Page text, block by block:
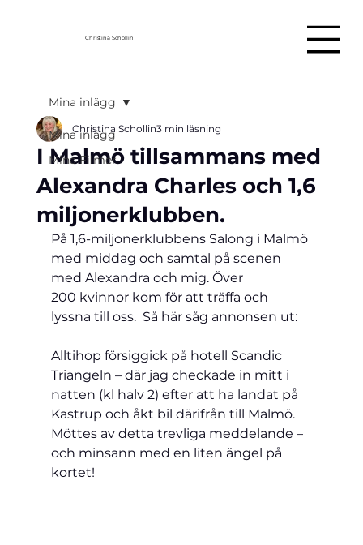
Christina Schollin
Mina inlägg
Mina Filmer
Mina inlägg
I Malmö tillsammans med
Alexandra Charles och 1,6
miljonerklubben.
Christina Schollin3 min läsning
På 1,6-miljonerklubbens Salong i Malmö
med middag och samtal på scenen
med Alexandra och mig. Över
200 kvinnor kom för att träffa och
lyssna till oss.  Så här såg annonsen ut:
Alltihop försiggick på hotell Scandic
Triangeln – där jag checkade in mitt i
natten (kl halv 2) efter att ha landat på
Kastrup och åkt bil därifrån till Malmö.
Möttes av detta trevliga meddelande –
och minsann med en liten ängel på
kortet!